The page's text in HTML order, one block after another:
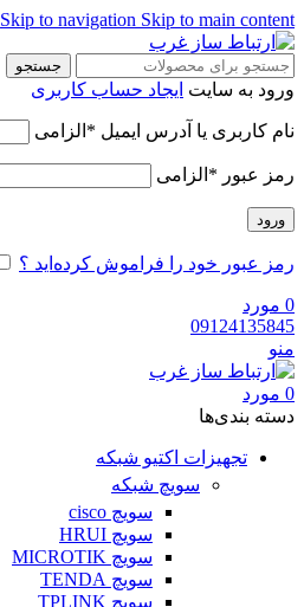
Skip to navigation Skip to main content
جستجو
ورود به سایت ایجاد حساب کاربری
نام کاربری یا آدرس ایمیل * الزامی
رمز عبور * الزامی
ورود
رمز عبور خود را فراموش کرده‌اید ؟
0 مورد
09124135845
منو
0 مورد
دسته‌ بندی‌ها
تجهیزات اکتیو شبکه
سویچ شبکه
سویچ cisco
سویچ HRUI
سویچ MICROTIK
سویچ TENDA
سویچ TPLINK